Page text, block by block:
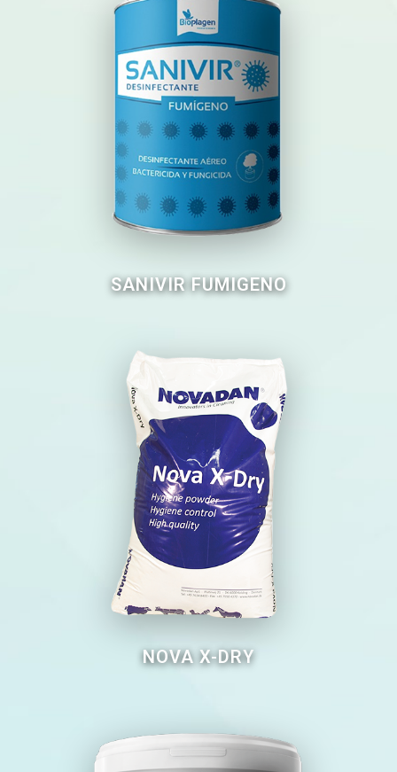
SANIVIR FUMIGENO
NOVA X-DRY